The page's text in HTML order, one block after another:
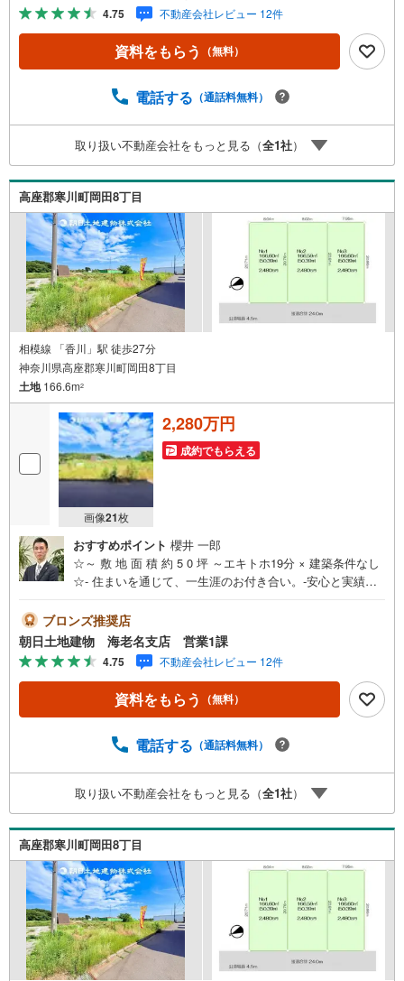
市ガスエリアです*【*地域密着を合言葉に1985年創業*】私
共、朝日土地建物グループは東京都・神奈川県・埼玉県で1
3店舗展開しております！ご相談は朝日土地建物（株）海老
名支店営業2課まで！
4.75 不動産会社レビュー 12件
資料をもらう （無料）
電話する （通話料無料）
取り扱い不動産会社をもっと見る（全1社）
高座郡寒川町岡田8丁目
相模線 「香川」駅 徒歩27分
神奈川県高座郡寒川町岡田8丁目
土地166.6m2
画像21枚
2,280万円
成約でもらえる
おすすめポイント 櫻井 一郎
☆～ 敷 地 面 積 約 5 0 坪 ～エキトホ19分 × 建築条件なし
☆- 住まいを通じて、一生涯のお付き合い。-安心と実績の
田急線 寒川駅まで、徒歩19分の立地☆隣駅の香川駅まで
は、バス27分でご利用いただけます♪♯建築条件なし＞＞建
築条件ございませんので、お好きなハウスメーカーで建築
可能☆建物を建築されない土地のみのご希望の方も大歓迎
ブロンズ推奨店
朝日土地建物 海老名支店 営業1課
4.75 不動産会社レビュー 12件
資料をもらう （無料）
電話する （通話料無料）
取り扱い不動産会社をもっと見る（全1社）
高座郡寒川町岡田8丁目